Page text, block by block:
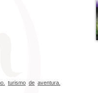
turismo de aventura.